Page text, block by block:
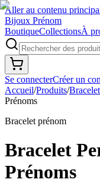
Aller au contenu
Bijoux Prénom
BoutiqueCollectionsÀ
Se connecterCréer un
Accueil/Produits/
Prénoms
Bracelet prénom
Bracelet
Prénoms